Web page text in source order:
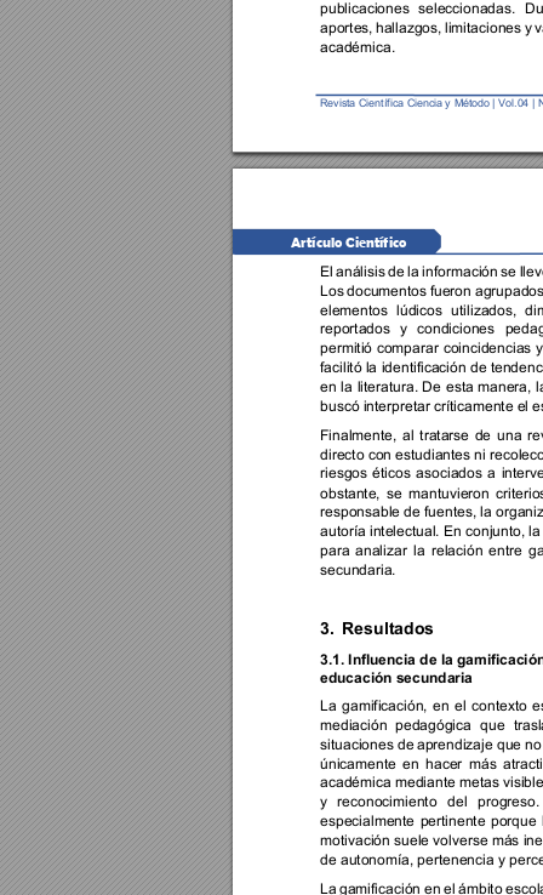
Revista Científica Ciencia y Método | Vol.04 |
publicaciones
seleccionadas.
aportes, hallazgos, limitaciones y
académica.
Artículo Científico
El análisis de la información se
Los documentos fueron
elementos
lúdicos utilizados,
reportados
y condiciones
permitió comparar coincidencias
facilitó la identificación de
en
la literatura. De esta manera,
buscó interpretar críticamente el
Finalmente, al tratarse de una
directo con estudiantes ni
riesgos éticos asociados a
obstante,
se mantuvieron
responsable de fuentes, la
autoría intelectual. En conjunto, la
para analizar la relación entre
secundaria.
3. Resultados
3.1.
Influencia de la
educación secundaria
La gamificación, en el contexto
mediación
pedagógica que
situaciones de aprendizaje que
únicamente en hacer más
académica mediante metas
y
reconocimiento del
progreso.
especialmente pertinente porque
motivación suele volverse más ine
de autonomía, pertenencia y
La gamificación en el ámbito